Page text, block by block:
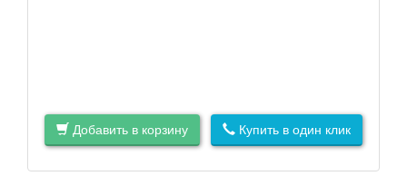
Добавить в корзину Купить в один клик